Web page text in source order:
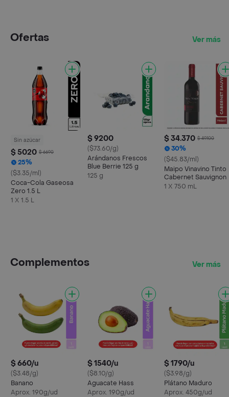
Ofertas Ver más
Sin azúcar
$ 5020 $ 6690
25%
($3.35/ml)
Coca-Cola Gaseosa
Zero 1.5 L
1 X 1.5 L
$ 9200
($73.60/g)
Arándanos Frescos
Blue Berrie 125 g
125 g
$ 34.370 $ 49.100
30%
($45.83/ml)
Maipo Vinavino Tinto
Cabernet Sauvignon
1 X 750 mL
Complementos Ver más
$ 660/u
($3.48/g)
Banano
Aprox. 190g/ud
$ 1540/u
($8.10/g)
Aguacate Hass
Aprox. 190g/ud
$ 1790/u
($3.98/g)
Plátano Maduro
Aprox. 450g/ud